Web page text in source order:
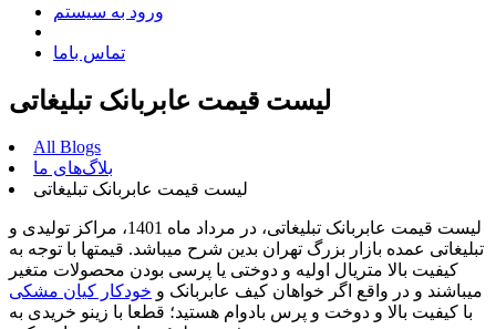
ورود به سیستم
تماس باما
لیست قیمت عابربانک تبلیغاتی
All Blogs
بلاگ‌های ما
لیست قیمت عابربانک تبلیغاتی
لیست قیمت عابربانک تبلیغاتی، در مرداد ماه 1401، مراکز تولیدی و
تبلیغاتی عمده بازار بزرگ تهران بدین شرح میباشد. قیمتها با توجه به
کیفیت بالا متریال اولیه و دوختی یا پرسی بودن محصولات متغیر
میباشند و در واقع اگر خواهان کیف عابربانک و خودکار کیان مشکی
با کیفیت بالا و دوخت و پرس بادوام هستید؛ قطعا با زینو خریدی به